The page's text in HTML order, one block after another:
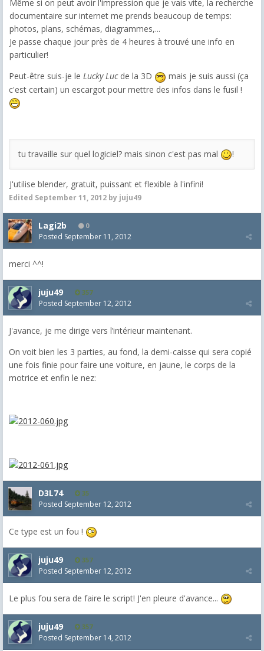
Même si on peut avoir l'impression que je vais vite, la recherche
documentaire sur internet me prends beaucoup de temps:
photos, plans, schémas, diagrammes,...
Je passe chaque jour près de 4 heures à trouvé une info en
particulier!
Peut-être suis-je le Lucky Lucde la 3D
mais je suis aussi (ça
c'est certain) un escargot pour mettre des infos dans le fusil !
tu travaille sur quel logiciel? mais sinon c'est pas mal !
J'utilise blender, gratuit, puissant et flexible à l'infini!
Edited September 11, 2012 by juju49
Lagi2b 0
Posted September 11, 2012
merci ^^!
juju49 357
Posted September 12, 2012
J'avance, je me dirige vers l’intérieur maintenant.
On voit bien les 3 parties, au fond, la demi-caisse qui sera copié
une fois finie pour faire une voiture, en jaune, le corps de la
motrice et enfin le nez:
D3L74 35
Posted September 12, 2012
Ce type est un fou !
juju49 357
Posted September 12, 2012
Le plus fou sera de faire le script! J'en pleure d'avance...
juju49 357
Posted September 14, 2012